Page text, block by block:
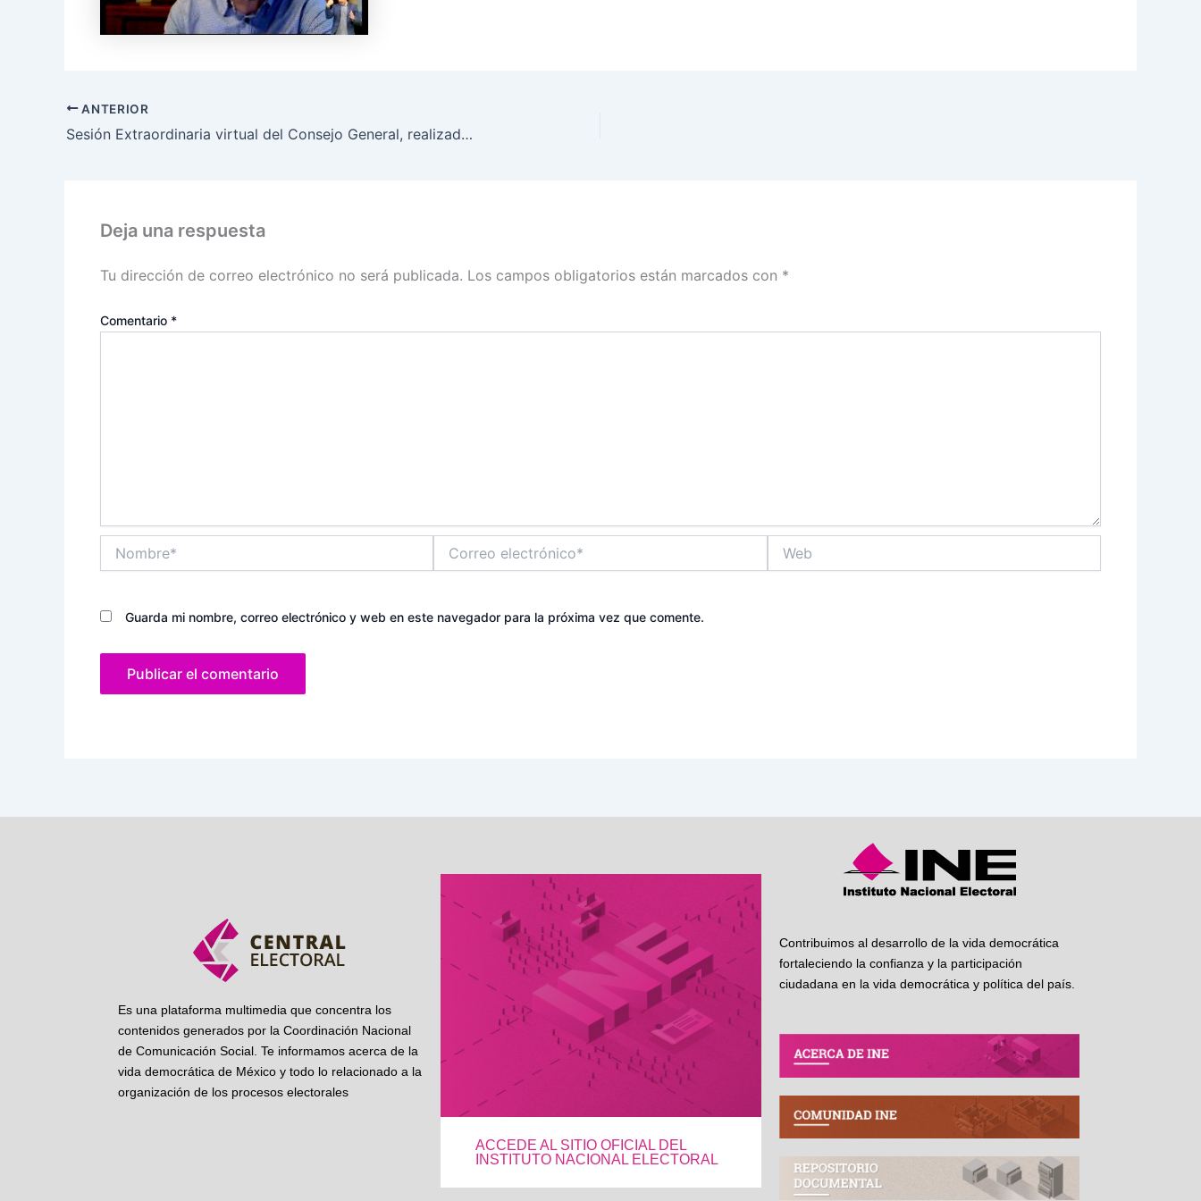
ANTERIOR
Sesión Extraordinaria virtual del Consejo General, realizada el día 16 de marzo de 2024
Deja una respuesta
Tu dirección de correo electrónico no será publicada. Los campos obligatorios están marcados con *
Comentario *
electrónico*
Guarda mi nombre, correo electrónico y web en este navegador para la próxima vez que comente.
Es una plataforma multimedia que concentra los
contenidos generados por la Coordinación Nacional
de Comunicación Social. Te informamos acerca de la
vida democrática de México y todo lo relacionado a la
organización de los procesos electorales
ACCEDE AL SITIO OFICIAL DEL
INSTITUTO NACIONAL ELECTORAL
Contribuimos al desarrollo de la vida democrática
fortaleciendo la confianza y la participación
ciudadana en la vida democrática y política del país.